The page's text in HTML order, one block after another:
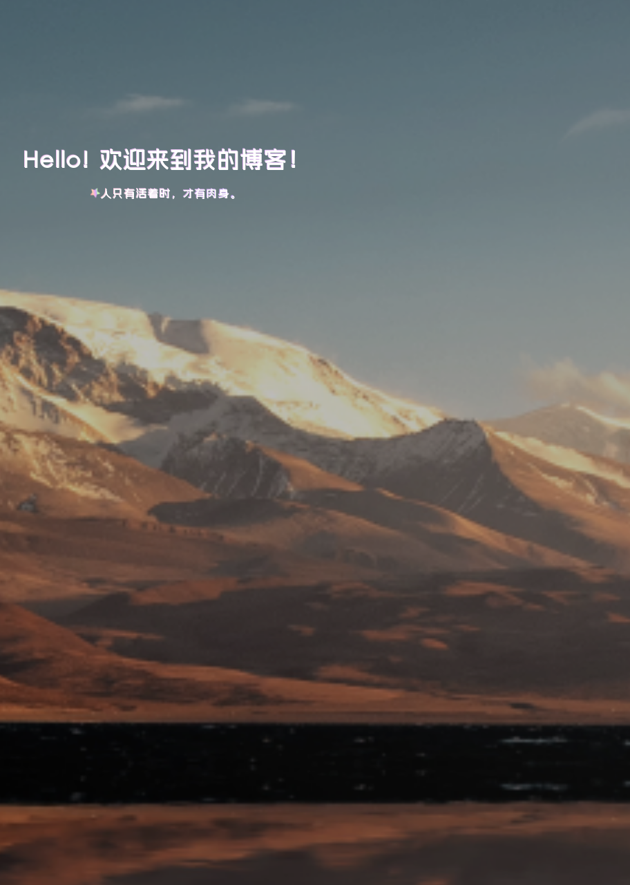
Hello! 欢迎来到我的博客！
人只有活着时，才有肉身。